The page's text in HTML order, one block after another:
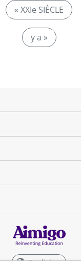
« XXIe SIÈCLE
y a »
English